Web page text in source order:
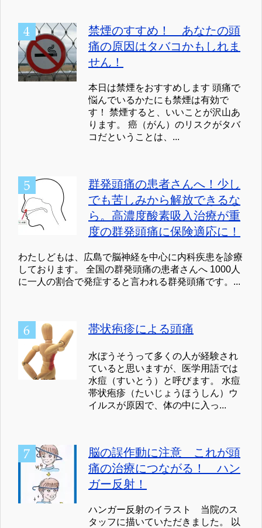
禁煙のすすめ！ あなたの頭
痛の原因はタバコかもしれま
せん！
本日は禁煙をおすすめします 頭痛で
悩んでいるかたにも禁煙は有効で
す！ 禁煙すると、いいことが沢山あ
ります。 癌（がん）のリスクがタバ
コだということは、...
群発頭痛の患者さんへ！少し
でも苦しみから解放できるな
ら。高濃度酸素吸入治療が重
度の群発頭痛に保険適応に！
わたしどもは、広島で脳神経を中心に内科疾患を診療
しております。 全国の群発頭痛の患者さんへ 1000人
に一人の割合で発症すると言われる群発頭痛です。...
帯状疱疹による頭痛
水ぼうそうって多くの人が経験され
ていると思いますが、医学用語では
水痘（すいとう）と呼びます。 水痘
帯状疱疹（たいじょうほうしん）ウ
イルスが原因で、体の中に入っ...
脳の誤作動に注意 これが頭
痛の治療につながる！ ハン
ガー反射！
ハンガー反射のイラスト 当院のス
タッフに描いていただきました。 以